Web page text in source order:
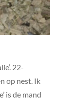
22-
op nest. Ik
is de mand